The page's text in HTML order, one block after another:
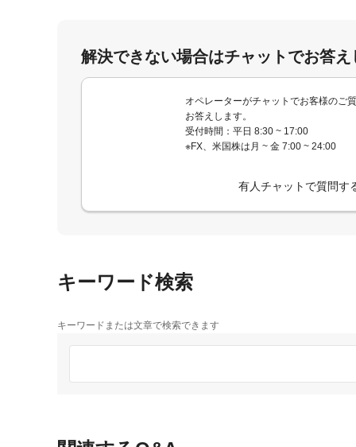
解決できない場合はチャットでお答え
オペレーターがチャットでお客様のご
お答えします。
受付時間：平日 8:30 ~ 17:00
※FX、米国株は月 ~ 金 7:00 ~ 24:00
有人チャットで質問す
キーワード検索
キーワードまたは文章で検索できます